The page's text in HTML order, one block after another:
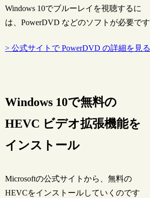
Windows 10でブルーレイを視聴するに
は、PowerDVD などのソフトが必要です
> 公式サイトで PowerDVD の詳細を見る
Windows 10で無料の
HEVC ビデオ拡張機能を
インストール
Microsoftの公式サイトから、無料の
HEVCをインストールしていくのです